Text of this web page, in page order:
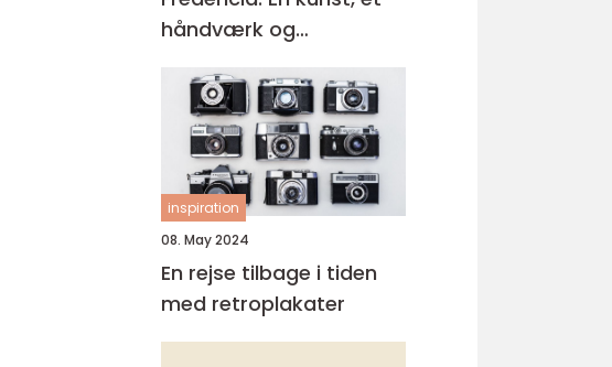
håndværk og
inspiration
08. May 2024
En rejse tilbage i tiden
med retroplakater